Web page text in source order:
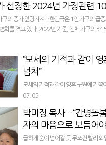
혼 ...
선정한 2024년 가정관련
의 증가 앞당겨져대한민국은 1인 가구의 급증
화를 겪고 있다. 2022년 기준, 전체 가구의
“모세의 기적과 같이
넘쳐”
모세의 기적과 같이 영혼 구원에 기쁨
사에게 임해져서 세상 말로 표현할 수
께 나누고 베푸는 하나님 사역 ...
07.05
박미정 목사…“간병돌
자의 마음으로 보듬어
급하게 숨이 넘어갈 듯 무조건 빨리